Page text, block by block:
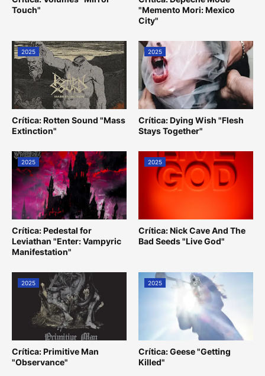
Touch"
"Memento Mori: Mexico
City"
2025
Crítica: Rotten Sound "Mass
Extinction"
2025
Crítica: Dying Wish "Flesh
Stays Together"
2025
Crítica: Pedestal for
Leviathan "Enter: Vampyric
Manifestation"
2025
Crítica: Nick Cave And The
Bad Seeds "Live God"
2025
Crítica: Primitive Man
"Observance"
2025
Crítica: Geese "Getting
Killed"